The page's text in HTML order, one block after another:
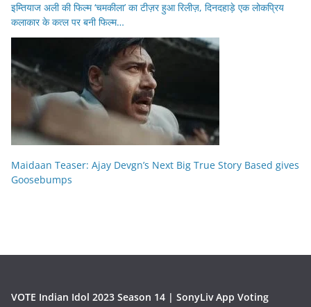
इम्तियाज अली की फिल्म ‘चमकीला’ का टीज़र हुआ रिलीज़, दिनदहाड़े एक लोकप्रिय
कलाकार के कत्ल पर बनी फिल्म…
Maidaan Teaser: Ajay Devgn’s Next Big True Story Based gives
Goosebumps
VOTE Indian Idol 2023 Season 14 | SonyLiv App Voting